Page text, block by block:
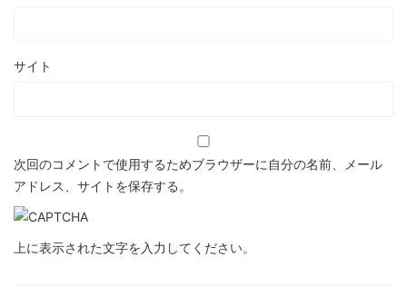
サイト
次回のコメントで使用するためブラウザーに自分の名前、メール
アドレス、サイトを保存する。
上に表示された文字を入力してください。